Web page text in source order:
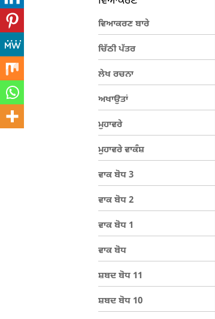
ਵਿਆਕਰਣ ਬਾਰੇ
ਚਿੱਠੀ ਪੱਤਰ
ਲੇਖ ਰਚਨਾ
ਅਖਾਉਤਾਂ
ਮੁਹਾਵਰੇ
ਮੁਹਾਵਰੇ ਵਾਕੰਸ਼
ਵਾਕ ਬੋਧ 3
ਵਾਕ ਬੋਧ 2
ਵਾਕ ਬੋਧ 1
ਵਾਕ ਬੋਧ
ਸ਼ਬਦ ਬੋਧ 11
ਸ਼ਬਦ ਬੋਧ 10